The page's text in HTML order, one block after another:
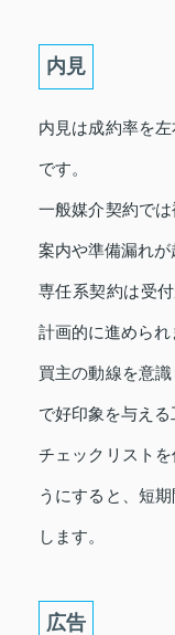
内見
内見は成約率を
です。
一般媒介契約で
案内や準備漏れが
専任系契約は受
計画的に進められ
買主の動線を意
で好印象を与える
チェックリスト
うにすると、短
します。
広告